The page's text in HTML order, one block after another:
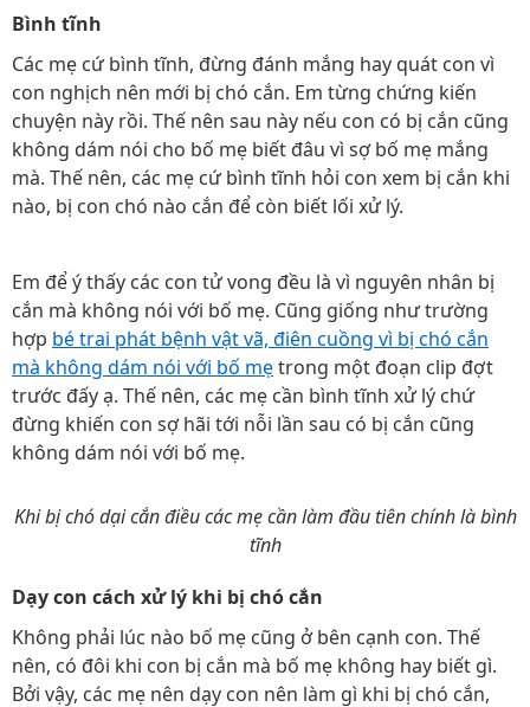
Bình tĩnh
Các mẹ cứ bình tĩnh, đừng đánh mắng hay quát con vì
con nghịch nên mới bị chó cắn. Em từng chứng kiến
chuyện này rồi. Thế nên sau này nếu con có bị cắn cũng
không dám nói cho bố mẹ biết đâu vì sợ bố mẹ mắng
mà. Thế nên, các mẹ cứ bình tĩnh hỏi con xem bị cắn khi
nào, bị con chó nào cắn để còn biết lối xử lý.
Em để ý thấy các con tử vong đều là vì nguyên nhân bị
cắn mà không nói với bố mẹ. Cũng giống như trường
hợp bé trai phát bệnh vật vã, điên cuồng vì bị chó cắn
mà không dám nói với bố mẹtrong một đoạn clip đợt
trước đấy ạ. Thế nên, các mẹ cần bình tĩnh xử lý chứ
đừng khiến con sợ hãi tới nỗi lần sau có bị cắn cũng
không dám nói với bố mẹ.
Khi bị chó dại cắn điều các mẹ cần làm đầu tiên chính là bình
tĩnh
Dạy con cách xử lý khi bị chó cắn
Không phải lúc nào bố mẹ cũng ở bên cạnh con. Thế
nên, có đôi khi con bị cắn mà bố mẹ không hay biết gì.
Bởi vậy, các mẹ nên dạy con nên làm gì khi bị chó cắn,